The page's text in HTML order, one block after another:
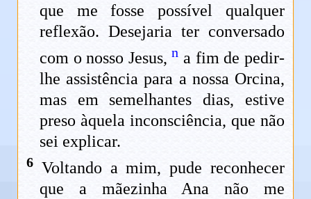
que me fosse possível qualquer
reflexão. Desejaria ter conversado
com o nosso Jesus,n a fim de pedir-
lhe assistência para a nossa Orcina,
mas em semelhantes dias, estive
preso àquela inconsciência, que não
sei explicar.
6 Voltando a mim, pude reconhecer
que a mãezinha Ana não me